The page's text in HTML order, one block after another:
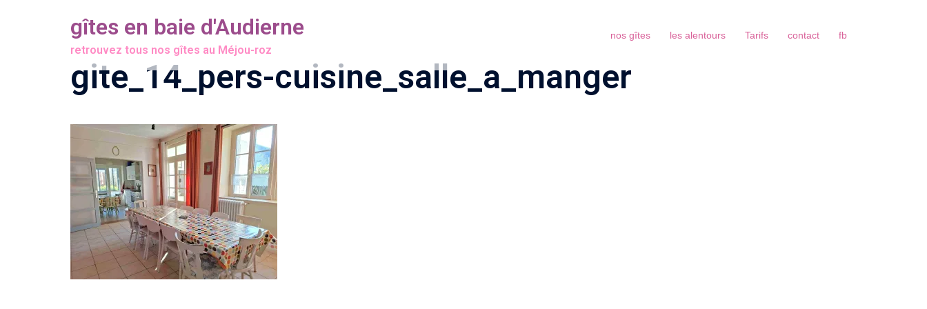
gîtes en baie d'Audierne
retrouvez tous nos gîtes au Méjou-roz
nos gîtes les alentours Tarifs contact fb
gite_14_pers-cuisine_salle_a_manger